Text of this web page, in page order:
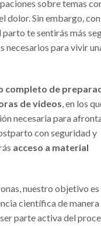
sobre temas
dolor. Sin embargo,
te sentirás más
necesarios para vivir
completo de
de videos , en los
necesaria para
con seguridad y
acceso a material
nuestro objetivo es
científica de manera
parte activa del